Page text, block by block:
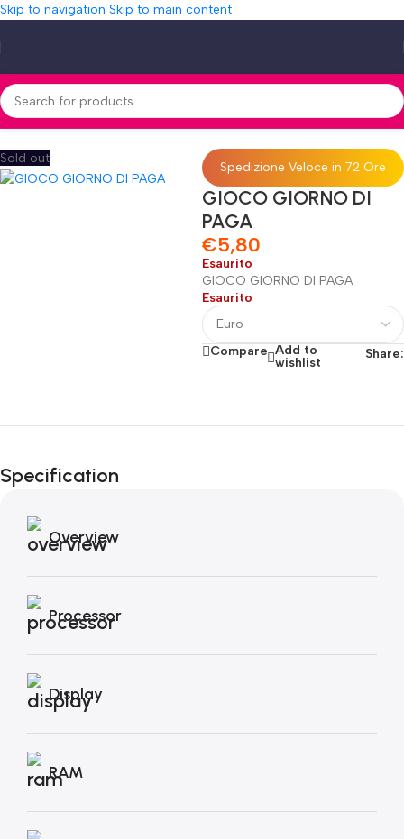
Skip to navigation Skip to main content
Home»Shop»GIOCO GIORNO DI PAGA
Sold out
Spedizione Veloce in 72 Ore
GIOCO GIORNO DI
PAGA
€5,80
Esaurito
GIOCO GIORNO DI PAGA
Esaurito
Compare Add to
wishlist
Share:
Black Friday di
Specification
Overview
Processor
Display
RAM